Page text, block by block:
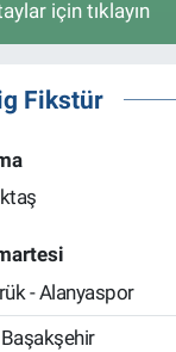
için tıklayın
Fikstür
- Alanyaspor